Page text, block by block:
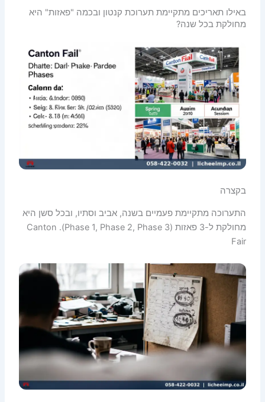
באילו תאריכים מתקיימת תערוכת קנטון ובכמה "פאזות" היא
מחולקת בכל שנה?
בקצרה
התערוכה מתקיימת פעמיים בשנה, אביב וסתיו, ובכל סשן היא
מחולקת ל-3 פאזות (Phase 1, Phase 2, Phase 3). Canton
Fair